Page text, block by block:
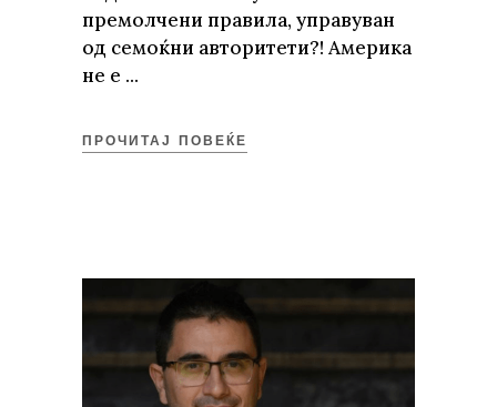
премолчени правила, управуван
од семоќни авторитети?! Америка
не е
ПРОЧИТАЈ ПОВЕЌЕ